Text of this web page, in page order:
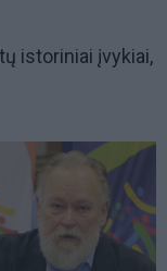
istoriniai įvykiai,